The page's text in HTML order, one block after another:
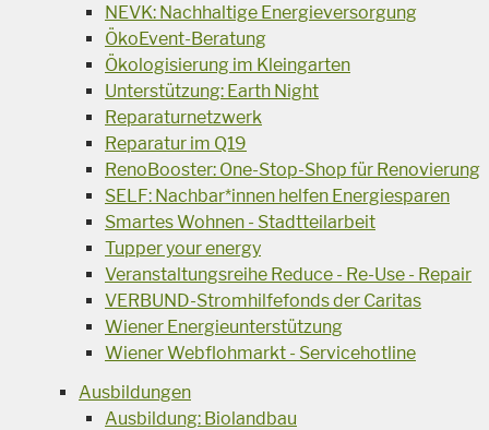
NEVK: Nachhaltige Energieversorgung
ÖkoEvent-Beratung
Ökologisierung im Kleingarten
Unterstützung: Earth Night
Reparaturnetzwerk
Reparatur im Q19
RenoBooster: One-Stop-Shop für Renovierung
SELF: Nachbar*innen helfen Energiesparen
Smartes Wohnen - Stadtteilarbeit
Tupper your energy
Veranstaltungsreihe Reduce - Re-Use - Repair
VERBUND-Stromhilfefonds der Caritas
Wiener Energieunterstützung
Wiener Webflohmarkt - Servicehotline
Ausbildungen
Ausbildung: Biolandbau